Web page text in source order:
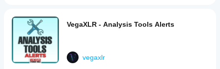
VegaXLR - Analysis Tools Alerts
vegaxlr